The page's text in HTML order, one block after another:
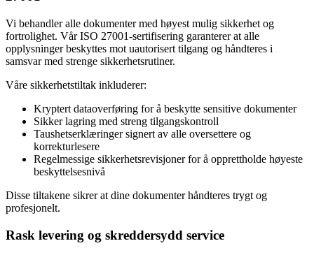
Vi behandler alle dokumenter med høyest mulig sikkerhet og
fortrolighet. Vår ISO 27001-sertifisering garanterer at alle
opplysninger beskyttes mot uautorisert tilgang og håndteres i
samsvar med strenge sikkerhetsrutiner.
Våre sikkerhetstiltak inkluderer:
Kryptert dataoverføring for å beskytte sensitive dokumenter
Sikker lagring med streng tilgangskontroll
Taushetserklæringer signert av alle oversettere og
korrekturlesere
Regelmessige sikkerhetsrevisjoner for å opprettholde høyeste
beskyttelsesnivå
Disse tiltakene sikrer at dine dokumenter håndteres trygt og
profesjonelt.
Rask levering og skreddersydd service